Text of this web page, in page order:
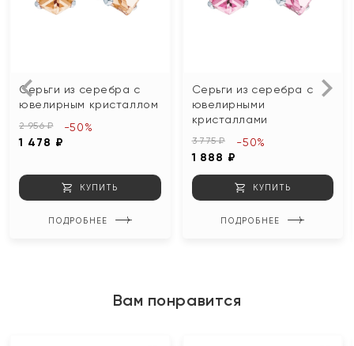
Серьги из серебра с
ювелирным кристаллом
2 956 ₽
1 478 ₽
-50%
КУПИТЬ
ПОДРОБНЕЕ
Серьги из серебра с
ювелирными
кристаллами
3 775 ₽
1 888 ₽
-50%
КУПИТЬ
ПОДРОБНЕЕ
Вам понравится